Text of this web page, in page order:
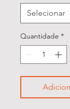
Quantidade *